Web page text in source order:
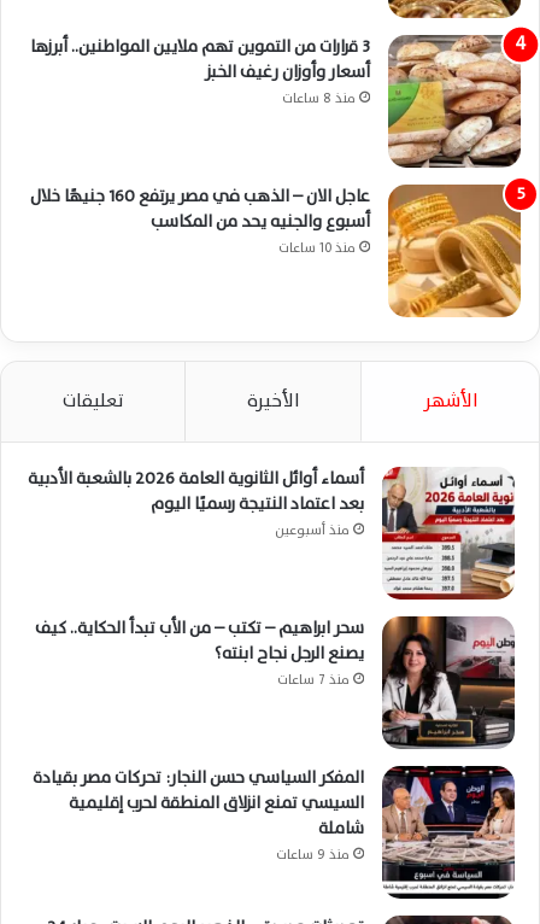
3 قرارات من التموين تهم ملايين المواطنين.. أبرزها
أسعار وأوزان رغيف الخبز
منذ 8 ساعات
عاجل الان – الذهب في مصر يرتفع 160 جنيهًا خلال
أسبوع والجنيه يحد من المكاسب
منذ 10 ساعات
الأشهر الأخيرة تعليقات
أسماء أوائل الثانوية العامة 2026 بالشعبة الأدبية
بعد اعتماد النتيجة رسميًا اليوم
منذ أسبوعين
سحر ابراهيم – تكتب – من الأب تبدأ الحكاية.. كيف
يصنع الرجل نجاح ابنته؟
منذ 7 ساعات
المفكر السياسي حسن النجار: تحركات مصر بقيادة
السيسي تمنع انزلاق المنطقة لحرب إقليمية
شاملة
منذ 9 ساعات